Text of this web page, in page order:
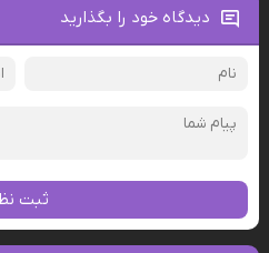
دیدگاه خود را بگذارید
ثبت